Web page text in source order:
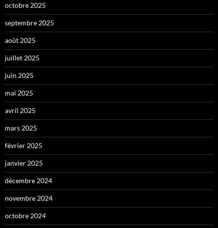
octobre 2025
septembre 2025
août 2025
juillet 2025
juin 2025
mai 2025
avril 2025
mars 2025
février 2025
janvier 2025
décembre 2024
novembre 2024
octobre 2024